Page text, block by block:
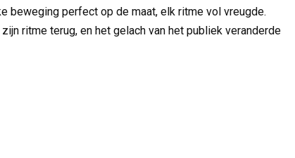
beweging perfect op de maat, elk ritme vol vreugde.
ritme terug, en het gelach van het publiek veranderde